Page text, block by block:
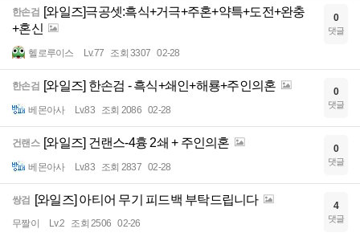
한손검 [와일즈]극공셋:흑식+거극+주혼+약특+도전+완충
+혼신
헬로루이스 Lv.77 조회 3307 02-28
0
댓글
한손검 [와일즈] 한손검 - 흑식+쇄인+해룡+주인의혼
베몬아사 Lv.83 조회 2086 02-28
0
댓글
건랜스 [와일즈] 건랜스-4흉 2쇄 + 주인의혼
베몬아사 Lv.83 조회 2837 02-28
0
댓글
쌍검 [와일즈] 아티어 무기 피드백 부탁드립니다
무짤이 Lv.2 조회 2506 02-26
4
댓글